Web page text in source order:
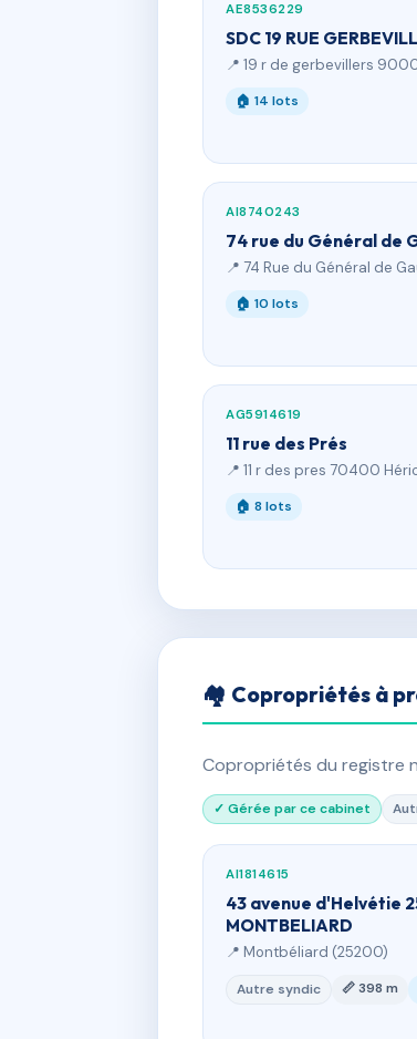
AE8536229
SDC 19 RUE
📍 19 r de gerbevillers
🏠 14 lots
AI8740243
74 rue du Général de
📍 74 Rue du Général de
🏠 10 lots
AG5914619
11 rue des Prés
📍 11 r des pres 70400
🏠 8 lots
🏘 Copropriétés à
Copropriétés du registre
✓ Gérée par ce cabinet
AI1814615
43 avenue d'Helvétie
MONTBELIARD
📍 Montbéliard (25200)
Autre syndic 📏 398 m